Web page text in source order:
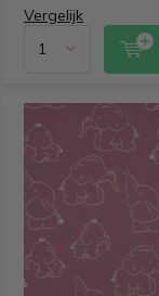
Vergelijk